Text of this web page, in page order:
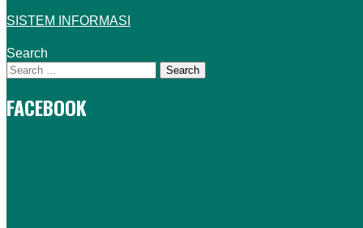
SISTEM INFORMASI
Search
FACEBOOK